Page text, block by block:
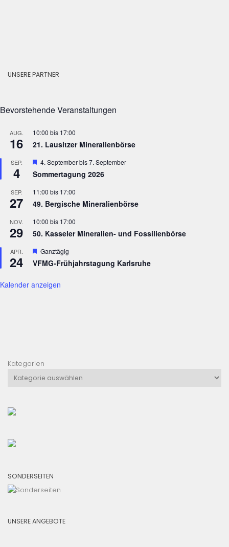
UNSERE PARTNER
Bevorstehende Veranstaltungen
AUG.
16
10:00 bis 17:00
21. Lausitzer Mineralienbörse
SEP.
4
Hervorgehoben
4. Septemberbis7. September
Sommertagung 2026
SEP.
27
11:00 bis 17:00
49. Bergische Mineralienbörse
NOV.
29
10:00 bis 17:00
50. Kasseler Mineralien- und Fossilienbörse
APR.
24
Hervorgehoben
Ganztägig
VFMG-Frühjahrstagung Karlsruhe
Kalender anzeigen
Kategorien
SONDERSEITEN
UNSERE ANGEBOTE